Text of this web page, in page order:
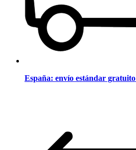
España: envío estándar gratuito